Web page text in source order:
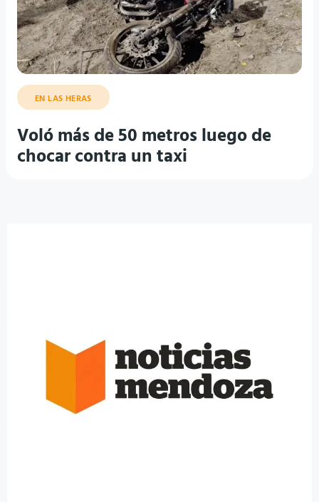
EN LAS HERAS
Voló más de 50 metros luego de
chocar contra un taxi